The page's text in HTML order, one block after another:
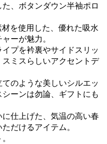
、ボタンダウン半袖ポロ
を使用した、優れた吸水
ーが魅力。
プを衿裏やサイドスリッ
ミスらしいアクセントデ
のような美しいシルエッ
ーンは勿論、ギフトにも
仕上げた、気温の高い春
だけるアイテム。